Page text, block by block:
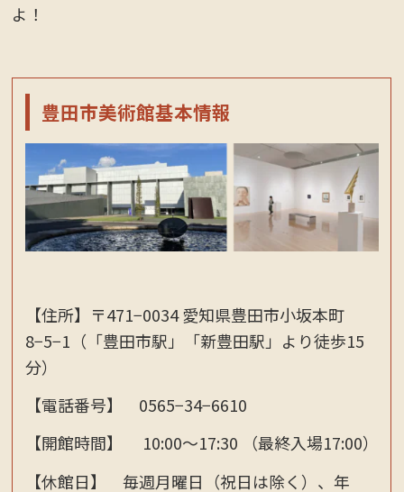
よ！
豊田市美術館基本情報
【住所】〒471−0034 愛知県豊田市小坂本町
8−5−1（「豊田市駅」「新豊田駅」より徒歩15
分）
【電話番号】 0565−34−6610
【開館時間】 10:00～17:30 （最終入場17:00）
【休館日】 毎週月曜日（祝日は除く）、年